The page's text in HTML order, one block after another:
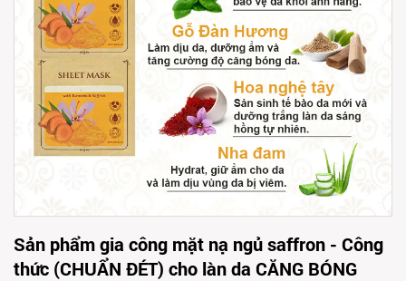
Sản phẩm gia công mặt nạ ngủ saffron - Công
thức (CHUẨN ĐÉT) cho làn da CĂNG BÓNG